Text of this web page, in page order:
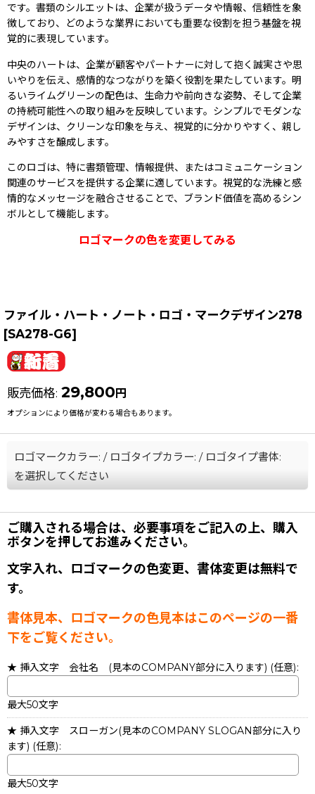
です。書類のシルエットは、企業が扱うデータや情報、信頼性を象
徴しており、どのような業界においても重要な役割を担う基盤を視
覚的に表現しています。
中央のハートは、企業が顧客やパートナーに対して抱く誠実さや思
いやりを伝え、感情的なつながりを築く役割を果たしています。明
るいライムグリーンの配色は、生命力や前向きな姿勢、そして企業
の持続可能性への取り組みを反映しています。シンプルでモダンな
デザインは、クリーンな印象を与え、視覚的に分かりやすく、親し
みやすさを醸成します。
このロゴは、特に書類管理、情報提供、またはコミュニケーション
関連のサービスを提供する企業に適しています。視覚的な洗練と感
情的なメッセージを融合させることで、ブランド価値を高めるシン
ボルとして機能します。
ロゴマークの色を変更してみる
ファイル・ハート・ノート・ロゴ・マークデザイン278
[SA278-G6]
販売価格: 29,800円
オプションにより価格が変わる場合もあります。
ロゴマークカラー: / ロゴタイプカラー: / ロゴタイプ書体:
を選択してください
ご購入される場合は、必要事項をご記入の上、購入
ボタンを押してお進みください。
文字入れ、ロゴマークの色変更、書体変更は無料で
す。
書体見本、ロゴマークの色見本はこのページの一番
下をご覧ください。
★ 挿入文字 会社名 (見本のCOMPANY部分に入ります) (任意):
最大50文字
★ 挿入文字 スローガン(見本のCOMPANY SLOGAN部分に入り
ます) (任意):
最大50文字